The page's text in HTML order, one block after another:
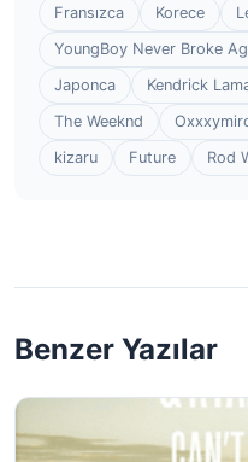
Fransızca
Korece
YoungBoy Never Broke
Japonca
Kendrick
The Weeknd
kizaru
Future Rod
Benzer Yazılar